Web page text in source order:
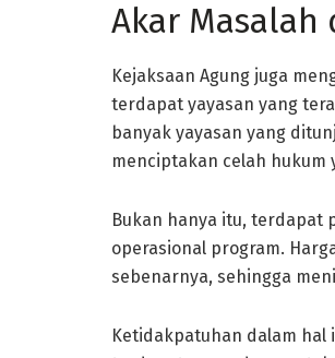
Akar Masalah
Kejaksaan Agung juga
terdapat yayasan yang
banyak yayasan yang
menciptakan celah hukum
Bukan hanya itu, terdapat
operasional program.
sebenarnya, sehingga
Ketidakpatuhan dalam hal